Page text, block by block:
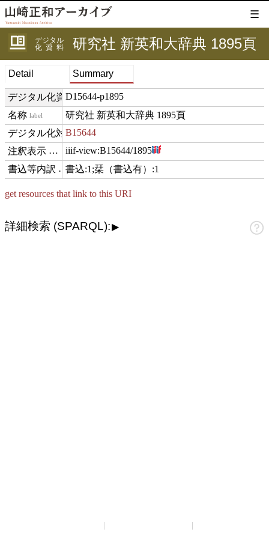
☰
デジタル
化資料
研究社 新英和大辞典 1895頁
Detail Summary
デジタル化資料IDD15644-p1895
label 研究社 新英和大辞典 1895頁
digitizedFor
B15644
hasViewiiif-view:B15644/1895
comment
書込:1;栞（書込有）:1
get resources that link to this URI
詳細検索 (SPARQL):▶